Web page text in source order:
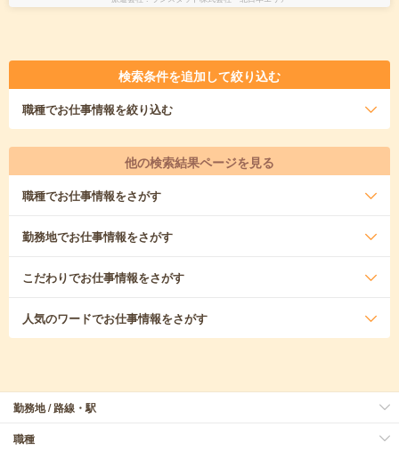
検索条件を追加して絞り込む
職種でお仕事情報を絞り込む
他の検索結果ページを見る
職種でお仕事情報をさがす
勤務地でお仕事情報をさがす
こだわりでお仕事情報をさがす
人気のワードでお仕事情報をさがす
勤務地 / 路線・駅
職種